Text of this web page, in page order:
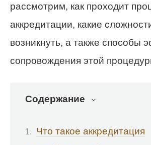
рассмотрим, как проходит
аккредитации, какие
возникнуть, а также способы
сопровождения этой
Содержание
Что такое аккредитация